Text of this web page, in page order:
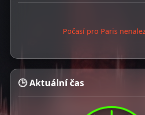
Počasí pro Paris
🕒 Aktuální čas